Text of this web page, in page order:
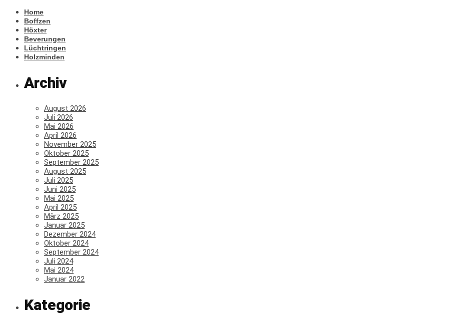
Home
Boffzen
Höxter
Beverungen
Lüchtringen
Holzminden
Archiv
August 2026
Juli 2026
Mai 2026
April 2026
November 2025
Oktober 2025
September 2025
August 2025
Juli 2025
Juni 2025
Mai 2025
April 2025
März 2025
Januar 2025
Dezember 2024
Oktober 2024
September 2024
Juli 2024
Mai 2024
Januar 2022
Kategorie